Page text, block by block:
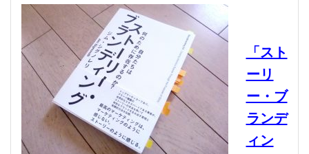
「スト
ーリ
ー・ブ
ランデ
ィン